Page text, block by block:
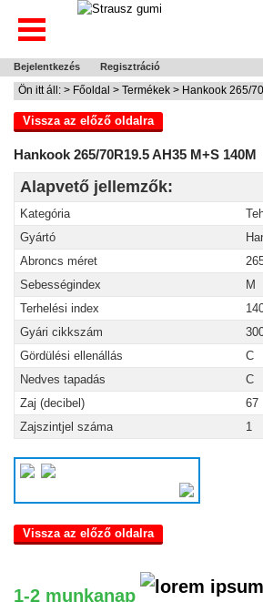
Bejelentkezés Regisztráció
Ön itt áll: > Főoldal > Termékek > Hankook 265/
Vissza az előző oldalra
Hankook 265/70R19.5 AH35 M+S 140M
Alapvető jellemzők:
Kategória
Gyártó
Abroncs méret
Sebességindex
M
Terhelési index
Gyári cikkszám
Gördülési ellenállás
C
Nedves tapadás
C
Zaj (decibel)
67
Zajszintjel száma
1
Vissza az előző oldalra
1-2 munkanap